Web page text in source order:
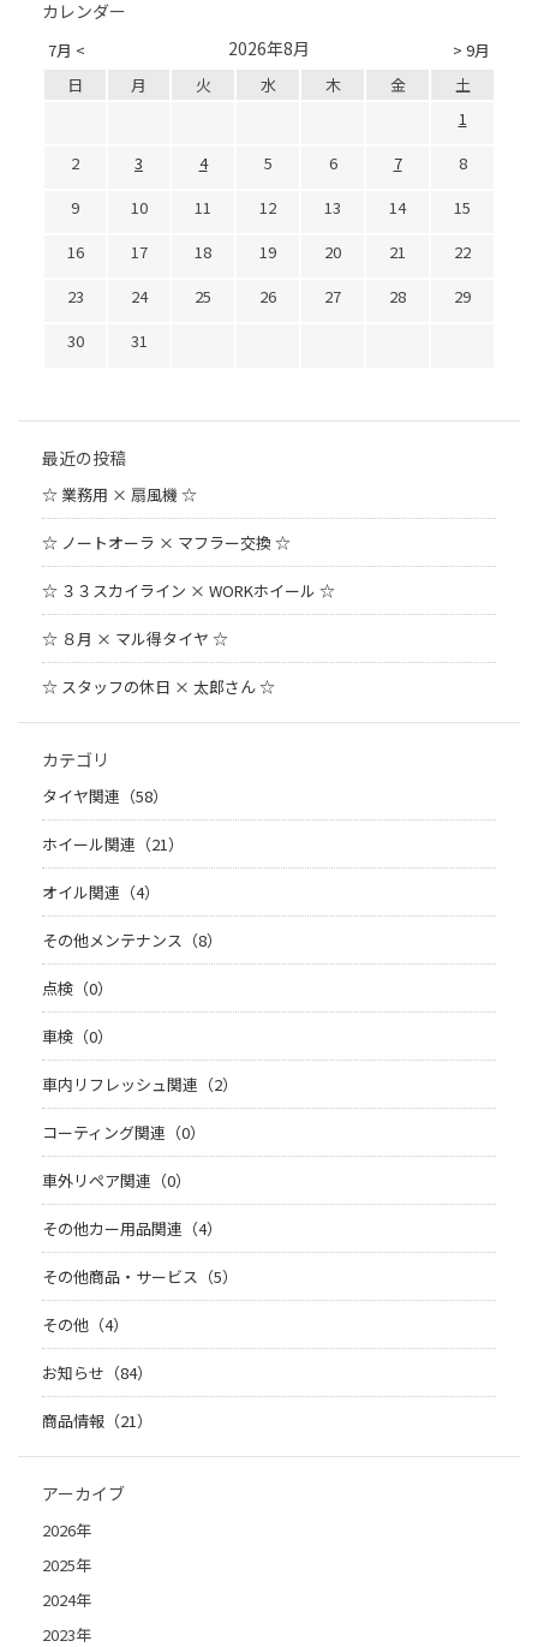
カレンダー
7月 < > 9月
2026年8月
日 月 火 水 木 金
土
1
2
3 4 5 6 7
8
9
10 11 12 13 14
15
16
17 18 19 20 21
22
23
24 25 26 27 28
29
30
31
最近の投稿
☆ 業務用 × 扇風機 ☆
☆ ノートオーラ × マフラー交換 ☆
☆ ３３スカイライン × WORKホイール ☆
☆ ８月 × マル得タイヤ ☆
☆ スタッフの休日 × 太郎さん ☆
カテゴリ
タイヤ関連（58）
ホイール関連（21）
オイル関連（4）
その他メンテナンス（8）
点検（0）
車検（0）
車内リフレッシュ関連（2）
コーティング関連（0）
車外リペア関連（0）
その他カー用品関連（4）
その他商品・サービス（5）
その他（4）
お知らせ（84）
商品情報（21）
アーカイブ
2026年
2025年
2024年
2023年